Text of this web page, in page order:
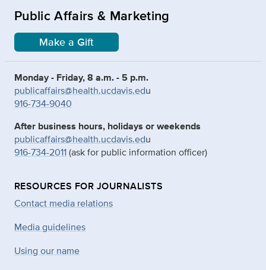
Public Affairs & Marketing
Make a Gift
Monday - Friday, 8 a.m. - 5 p.m.
publicaffairs@health.ucdavis.edu
916-734-9040
After business hours, holidays or weekends
publicaffairs@health.ucdavis.edu
916-734-2011(ask for public information officer)
RESOURCES FOR JOURNALISTS
Contact media relations
Media guidelines
Using our name